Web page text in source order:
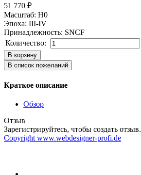
51 770 ₽
Масштаб: H0
Эпоха: III-IV
Принадлежность: SNCF
Количество:
Краткое описание
Обзор
Отзыв
Зарегистрируйтесь, чтобы создать отзыв.
Copyright www.webdesigner-profi.de